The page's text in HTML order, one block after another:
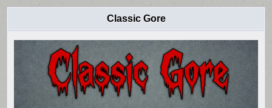
Classic Gore